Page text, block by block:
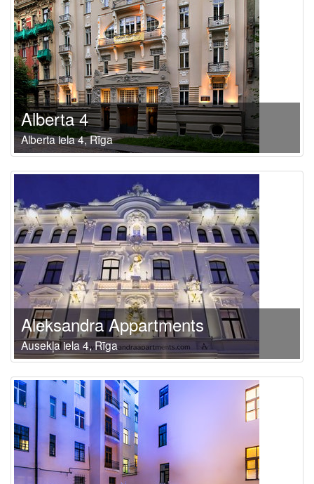
Alberta 4
Alberta iela 4, Rīga
Aleksandra Appartments
Ausekļa iela 4, Rīga